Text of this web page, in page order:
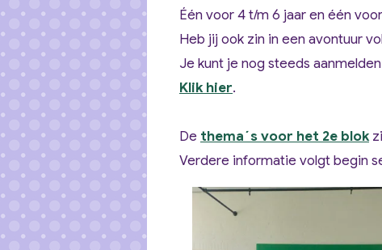
Één voor 4 t/m 6 jaar en één
Heb jij ook zin in een avontuur
Je kunt je nog steeds
Klik hier.
De thema´s voor het 2e blok
Verdere informatie volgt begin